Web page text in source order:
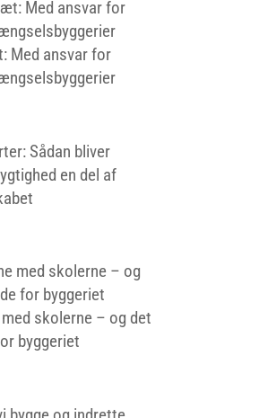
Med ansvar for
Sådan bliver
en del af
skolerne – og det
byggeriet